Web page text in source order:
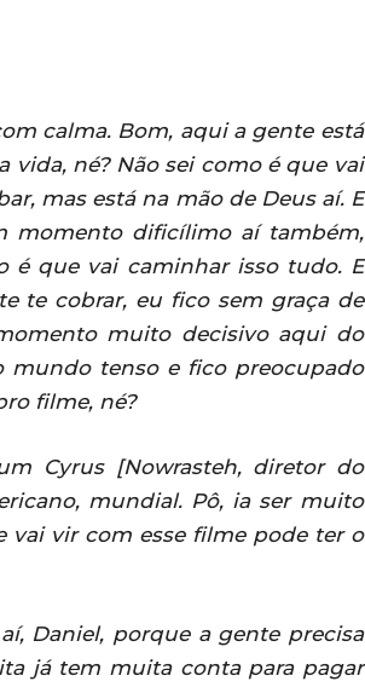
calma. Bom, aqui a gente está
né? Não sei como é que vai
mas está na mão de Deus aí. E
momento dificílimo aí também,
é que vai caminhar isso tudo. E
te cobrar, eu fico sem graça de
muito decisivo aqui do
mundo tenso e fico preocupado
filme, né?
Cyrus [Nowrasteh, diretor do
mundial. Pô, ia ser muito
vai vir com esse filme pode ter o
Daniel, porque a gente precisa
já tem muita conta para pagar